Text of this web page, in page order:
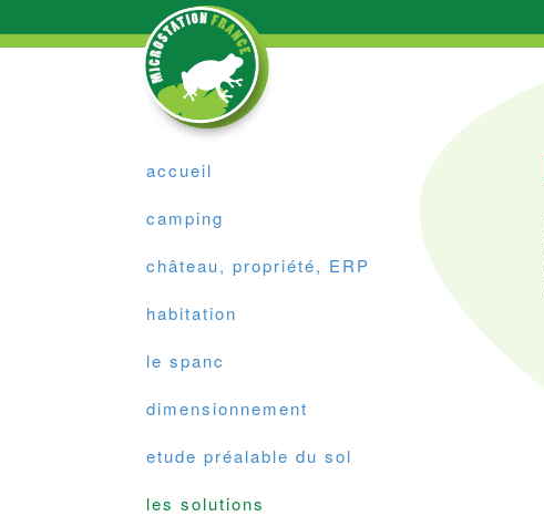
accueil
camping
château, propriété, ERP
habitation
le spanc
dimensionnement
etude préalable du sol
les solutions